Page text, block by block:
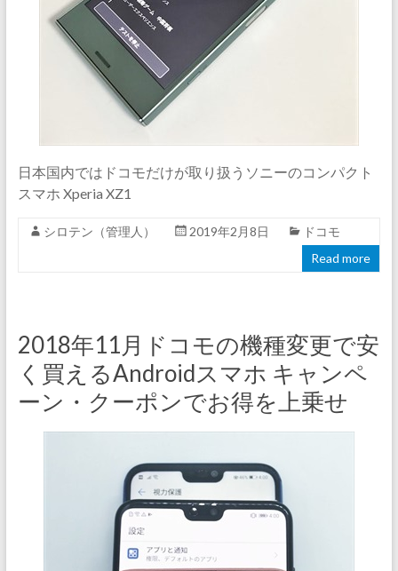
日本国内ではドコモだけが取り扱うソニーのコンパクト
スマホ Xperia XZ1
シロテン（管理人） 2019年2月8日
ドコモ
Read more
2018年11月ドコモの機種変更で安
く買えるAndroidスマホ キャンペ
ーン・クーポンでお得を上乗せ